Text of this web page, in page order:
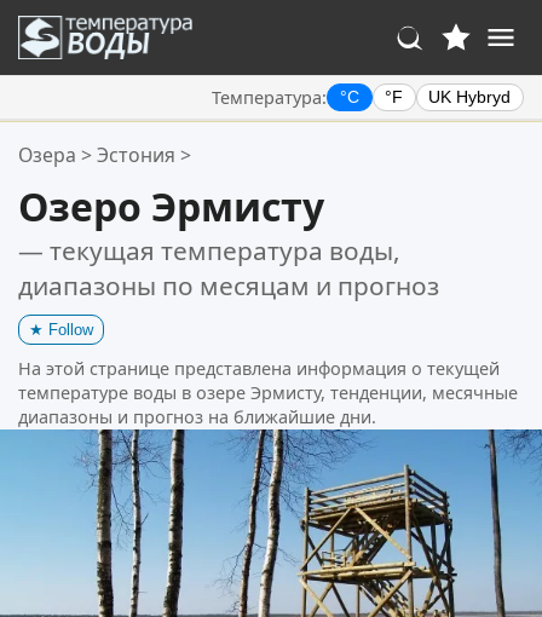
Температура: °C °F UK Hybryd
Ваше избранное:
Озера >Эстония >
Озеро Эрмисту
— текущая температура воды,
диапазоны по месяцам и прогноз
★ Follow
На этой странице представлена информация о текущей
температуре воды в озере Эрмисту, тенденции, месячные
диапазоны и прогноз на ближайшие дни.